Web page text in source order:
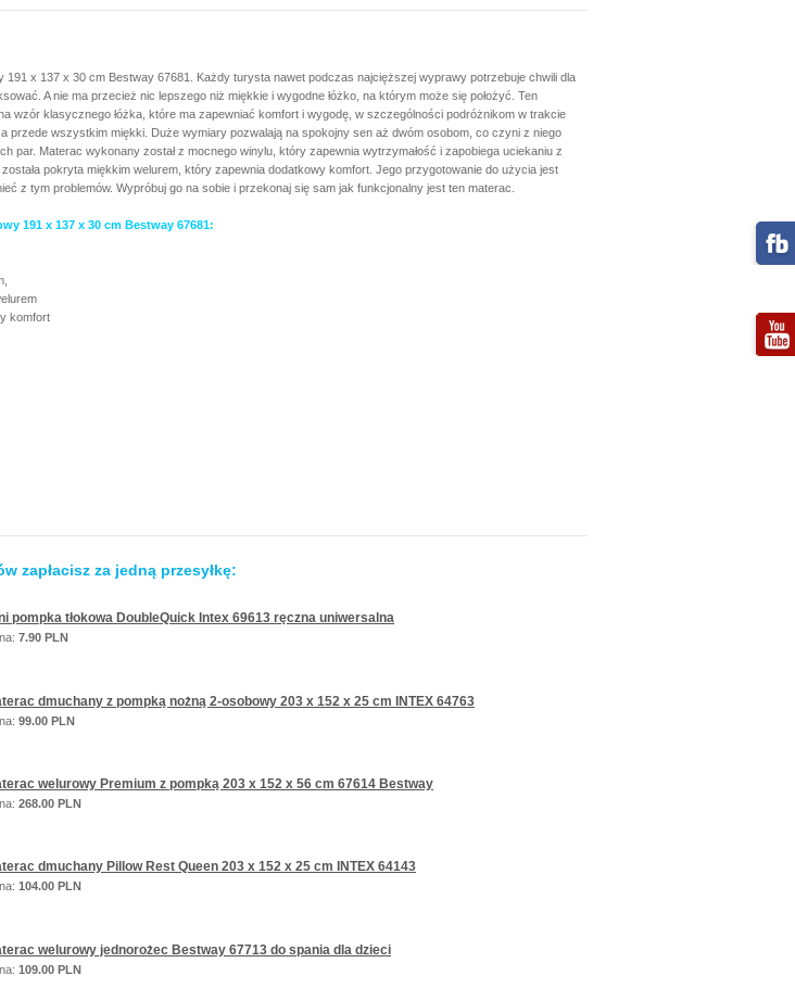
191 x 137 x 30 cm Bestway 67681. Każdy turysta nawet podczas najcięższej wyprawy potrzebuje chwili dla
A nie ma przecież nic lepszego niż miękkie i wygodne łóżko, na którym może się położyć. Ten
wzór klasycznego łóżka, które ma zapewniać komfort i wygodę, w szczególności podróżnikom w trakcie
przede wszystkim miękki. Duże wymiary pozwalają na spokojny sen aż dwóm osobom, co czyni z niego
par. Materac wykonany został z mocnego winylu, który zapewnia wytrzymałość i zapobiega uciekaniu z
pokryta miękkim welurem, który zapewnia dodatkowy komfort. Jego przygotowanie do użycia jest
z tym problemów. Wypróbuj go na sobie i przekonaj się sam jak funkcjonalny jest ten materac.
191 x 137 x 30 cm Bestway 67681:
komfort
zapłacisz za jedną przesyłkę:
pompka tłokowa DoubleQuick Intex 69613 ręczna uniwersalna
7.90 PLN
dmuchany z pompką nożną 2-osobowy 203 x 152 x 25 cm INTEX 64763
99.00 PLN
welurowy Premium z pompką 203 x 152 x 56 cm 67614 Bestway
268.00 PLN
dmuchany Pillow Rest Queen 203 x 152 x 25 cm INTEX 64143
104.00 PLN
welurowy jednorożec Bestway 67713 do spania dla dzieci
109.00 PLN